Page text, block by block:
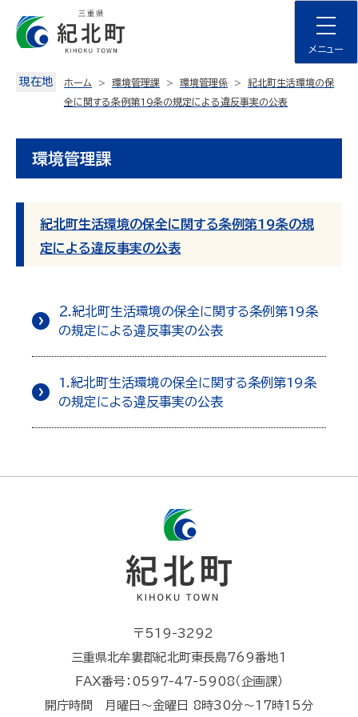
content
メニュー
現在地 ホーム 環境管理課 環境管理係
紀北町生活環境の保
全に関する条例第19条の規定による違反事実の公表
環境管理課
紀北町生活環境の保全に関する条例第19条の規
定による違反事実の公表
２.紀北町生活環境の保全に関する条例第19条
の規定による違反事実の公表
1.紀北町生活環境の保全に関する条例第19条
の規定による違反事実の公表
〒519-3292
三重県北牟婁郡紀北町東長島769番地1
FAX番号：0597-47-5908（企画課）
開庁時間 月曜日～金曜日 8時30分～17時15分